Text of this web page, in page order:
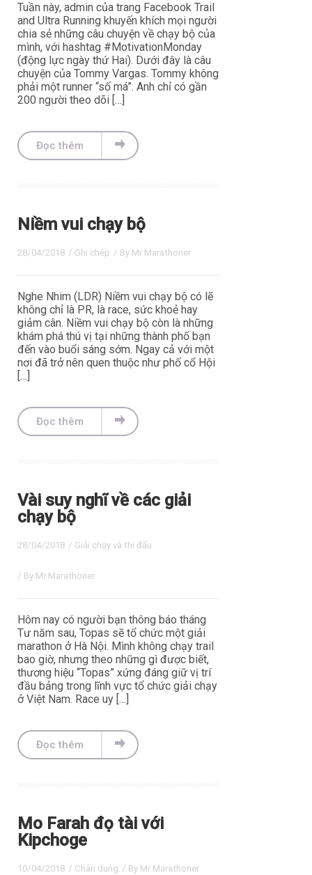
Tuần này, admin của trang Facebook Trail
and Ultra Running khuyến khích mọi người
chia sẻ những câu chuyện về chạy bộ của
mình, với hashtag #MotivationMonday
(động lực ngày thứ Hai). Dưới đây là câu
chuyện của Tommy Vargas. Tommy không
phải một runner “số má”. Anh chỉ có gần
200 người theo dõi […]
Đọc thêm
Niềm vui chạy bộ
28/04/2018 / Ghi chép / By Mr Marathoner
Nghe Nhim (LDR) Niềm vui chạy bộ có lẽ
không chỉ là PR, là race, sức khoẻ hay
giảm cân. Niềm vui chạy bộ còn là những
khám phá thú vị tại những thành phố bạn
đến vào buổi sáng sớm. Ngay cả với một
nơi đã trở nên quen thuộc như phố cổ Hội
[…]
Đọc thêm
Vài suy nghĩ về các giải
chạy bộ
28/04/2018 / Giải chạy và thi đấu
/ By Mr Marathoner
Hôm nay có người bạn thông báo tháng
Tư năm sau, Topas sẽ tổ chức một giải
marathon ở Hà Nội. Mình không chạy trail
bao giờ, nhưng theo những gì được biết,
thương hiệu “Topas” xứng đáng giữ vị trí
đầu bảng trong lĩnh vực tổ chức giải chạy
ở Việt Nam. Race uy […]
Đọc thêm
Mo Farah đọ tài với
Kipchoge
10/04/2018 / Chân dung / By Mr Marathoner